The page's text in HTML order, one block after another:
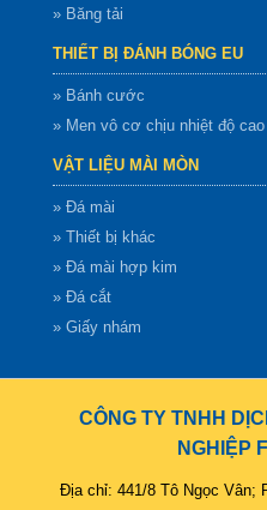
» Băng tải
THIẾT BỊ ĐÁNH BÓNG EU
» Bánh cước
» Men vô cơ chịu nhiệt độ cao
VẬT LIỆU MÀI MÒN
» Đá mài
» Thiết bị khác
» Đá mài hợp kim
» Đá cắt
» Giấy nhám
CÔNG TY TNHH
NGHIỆP
Địa chỉ: 441/8 Tô Ngọc Vân;